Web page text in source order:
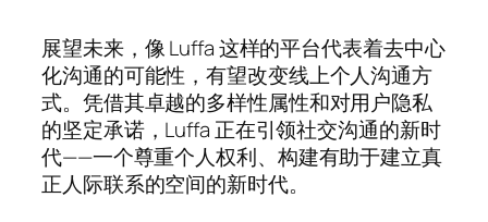
展望未来，像 Luffa 这样的平台代表着去中心
化沟通的可能性，有望改变线上个人沟通方
式。凭借其卓越的多样性属性和对用户隐私
的坚定承诺，Luffa 正在引领社交沟通的新时
代——一个尊重个人权利、构建有助于建立真
正人际联系的空间的新时代。